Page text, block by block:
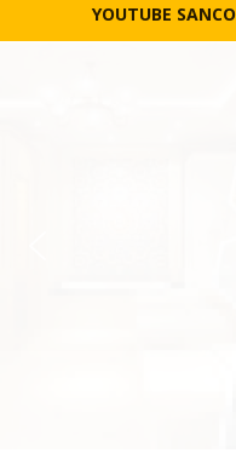
YOUTUBE SANCO